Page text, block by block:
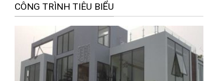
CÔNG TRÌNH TIÊU BIỂU